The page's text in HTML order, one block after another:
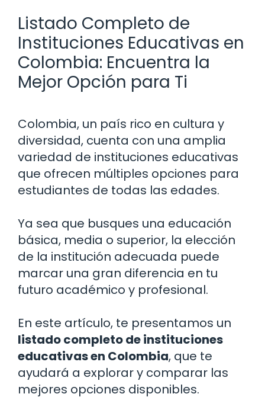
Listado Completo de
Instituciones Educativas en
Colombia: Encuentra la
Mejor Opción para Ti
Colombia, un país rico en cultura y
diversidad, cuenta con una amplia
variedad de instituciones educativas
que ofrecen múltiples opciones para
estudiantes de todas las edades.
Ya sea que busques una educación
básica, media o superior, la elección
de la institución adecuada puede
marcar una gran diferencia en tu
futuro académico y profesional.
En este artículo, te presentamos un
listado completo de instituciones
educativas en Colombia, que te
ayudará a explorar y comparar las
mejores opciones disponibles.